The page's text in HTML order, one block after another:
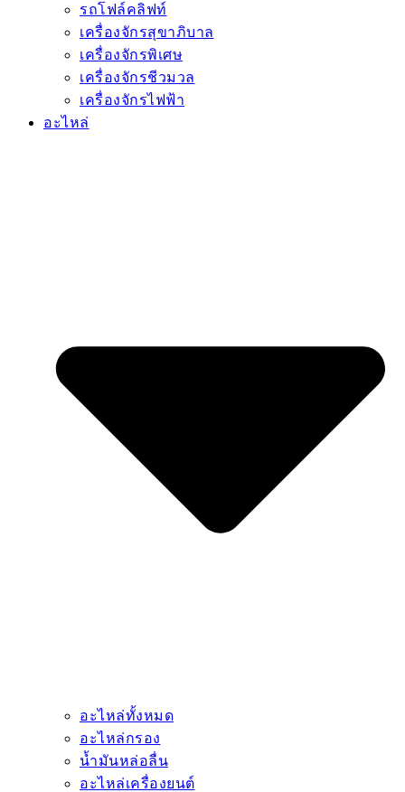
รถโฟล์คลิฟท์
เครื่องจักรสุขาภิบาล
เครื่องจักรพิเศษ
เครื่องจักรชีวมวล
เครื่องจักรไฟฟ้า
อะไหล่
อะไหล่ทั้งหมด
อะไหล่กรอง
น้ำมันหล่อลื่น
อะไหล่เครื่องยนต์